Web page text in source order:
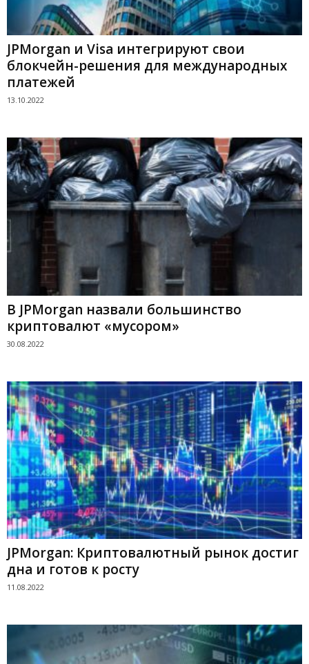
JPMorgan и Visa интегрируют свои
блокчейн-решения для международных
платежей
13.10.2022
В JPMorgan назвали большинство
криптовалют «мусором»
30.08.2022
JPMorgan: Криптовалютный рынок достиг
дна и готов к росту
11.08.2022